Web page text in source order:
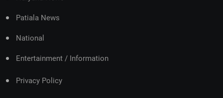
Patiala News
National
Entertainment / Information
Privacy Policy